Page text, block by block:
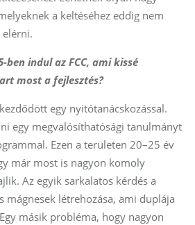
a keltéséhez eddig nem
ben indul az FCC, ami kissé
most a fejlesztés?
egy nyitótanácskozással.
egy megvalósíthatósági tanulmányt
Ezen a területen 20–25 év
már most is nagyon komoly
Az egyik sarkalatos kérdés a
mágnesek létrehozása, ami duplája
másik probléma, hogy nagyon